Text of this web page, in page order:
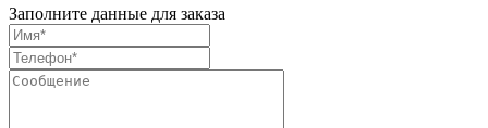
Заполните данные для заказа